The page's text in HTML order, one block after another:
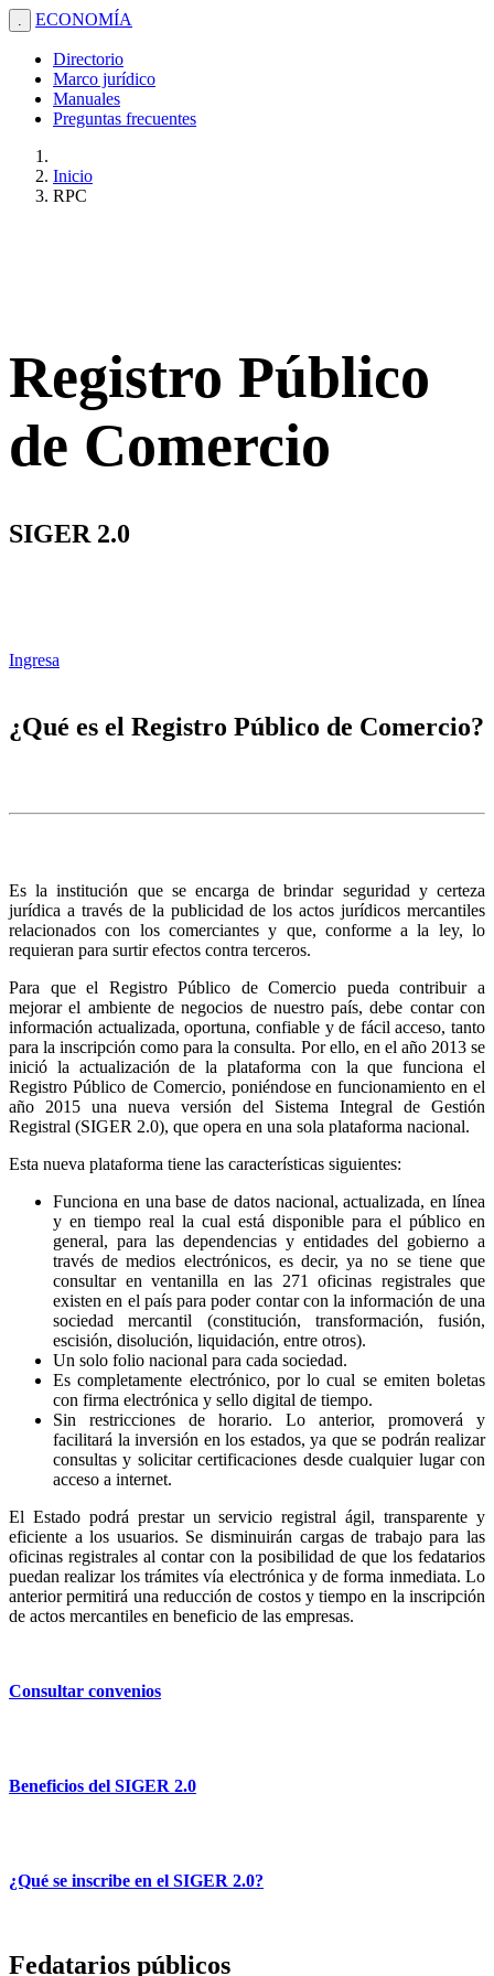
. ECONOMÍA
Directorio
Marco jurídico
Manuales
Preguntas frecuentes
Inicio
RPC
Registro Público
de Comercio
SIGER 2.0
Ingresa
¿Qué es el Registro Público de Comercio?
Es la institución que se encarga de brindar seguridad y certeza
jurídica a través de la publicidad de los actos jurídicos mercantiles
relacionados con los comerciantes y que, conforme a la ley, lo
requieran para surtir efectos contra terceros.
Para que el Registro Público de Comercio pueda contribuir a
mejorar el ambiente de negocios de nuestro país, debe contar con
información actualizada, oportuna, confiable y de fácil acceso, tanto
para la inscripción como para la consulta. Por ello, en el año 2013 se
inició la actualización de la plataforma con la que funciona el
Registro Público de Comercio, poniéndose en funcionamiento en el
año 2015 una nueva versión del Sistema Integral de Gestión
Registral (SIGER 2.0), que opera en una sola plataforma nacional.
Esta nueva plataforma tiene las características siguientes:
Funciona en una base de datos nacional, actualizada, en línea
y en tiempo real la cual está disponible para el público en
general, para las dependencias y entidades del gobierno a
través de medios electrónicos, es decir, ya no se tiene que
consultar en ventanilla en las 271 oficinas registrales que
existen en el país para poder contar con la información de una
sociedad mercantil (constitución, transformación, fusión,
escisión, disolución, liquidación, entre otros).
Un solo folio nacional para cada sociedad.
Es completamente electrónico, por lo cual se emiten boletas
con firma electrónica y sello digital de tiempo.
Sin restricciones de horario. Lo anterior, promoverá y
facilitará la inversión en los estados, ya que se podrán realizar
consultas y solicitar certificaciones desde cualquier lugar con
acceso a internet.
El Estado podrá prestar un servicio registral ágil, transparente y
eficiente a los usuarios. Se disminuirán cargas de trabajo para las
oficinas registrales al contar con la posibilidad de que los fedatarios
puedan realizar los trámites vía electrónica y de forma inmediata. Lo
anterior permitirá una reducción de costos y tiempo en la inscripción
de actos mercantiles en beneficio de las empresas.
Consultar convenios
Beneficios del SIGER 2.0
¿Qué se inscribe en el SIGER 2.0?
Fedatarios públicos